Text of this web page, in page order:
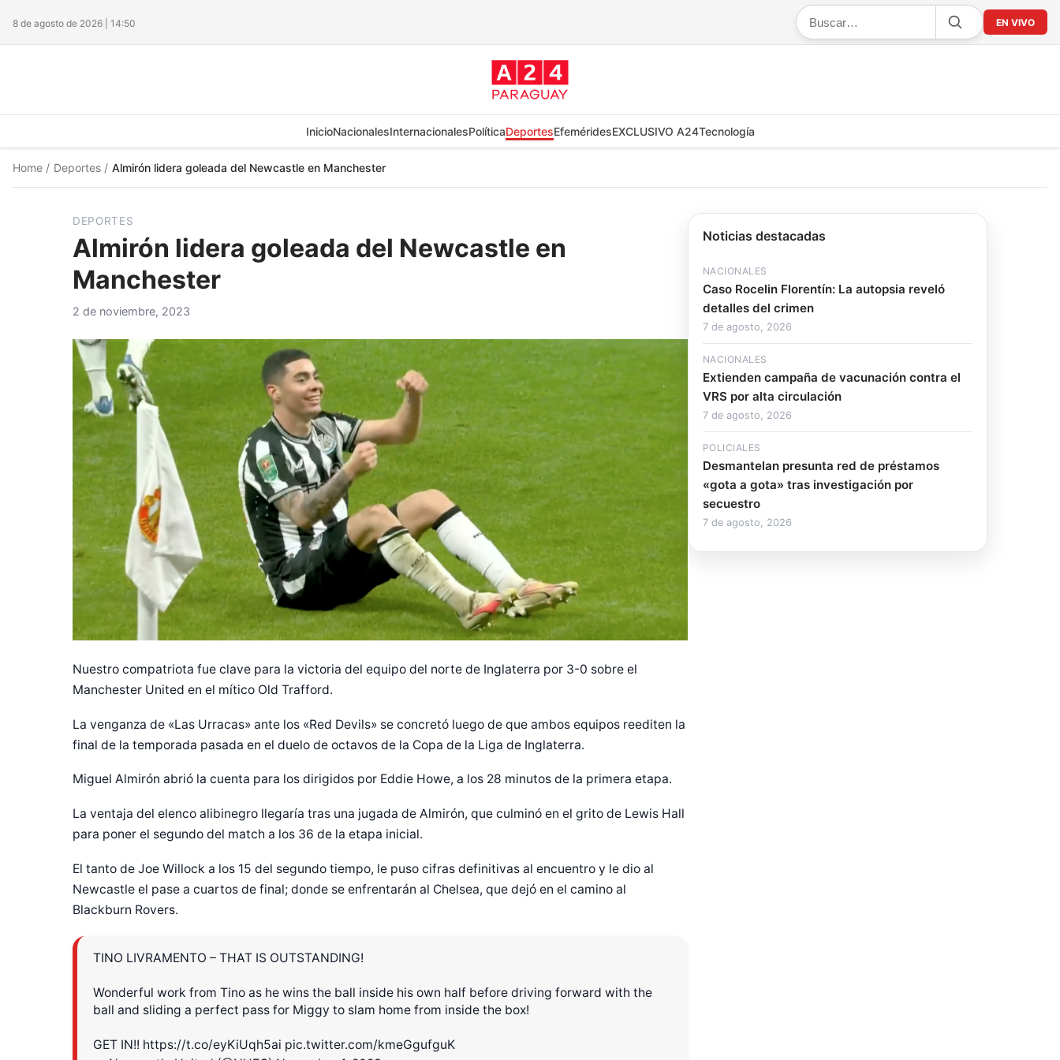
8 de agosto de 2026 | 14:50 EN VIVO
InicioNacionalesInternacionalesPolíticaDeportesEfeméridesEXCLUSIVO A24Tecnología
Home / Deportes / Almirón lidera goleada del Newcastle en Manchester
DEPORTES
Almirón lidera goleada del Newcastle en
Manchester
2 de noviembre, 2023
Nuestro compatriota fue clave para la victoria del equipo del norte de Inglaterra por 3-0 sobre el
Manchester United en el mítico Old Trafford.
La venganza de «Las Urracas» ante los «Red Devils» se concretó luego de que ambos equipos reediten la
final de la temporada pasada en el duelo de octavos de la Copa de la Liga de Inglaterra.
Miguel Almirón abrió la cuenta para los dirigidos por Eddie Howe, a los 28 minutos de la primera etapa.
La ventaja del elenco alibinegro llegaría tras una jugada de Almirón, que culminó en el grito de Lewis Hall
para poner el segundo del match a los 36 de la etapa inicial.
El tanto de Joe Willock a los 15 del segundo tiempo, le puso cifras definitivas al encuentro y le dio al
Newcastle el pase a cuartos de final; donde se enfrentarán al Chelsea, que dejó en el camino al
Blackburn Rovers.
TINO LIVRAMENTO – THAT IS OUTSTANDING!
Wonderful work from Tino as he wins the ball inside his own half before driving forward with the
ball and sliding a perfect pass for Miggy to slam home from inside the box!
GET IN!! https://t.co/eyKiUqh5ai pic.twitter.com/kmeGgufguK
Diseñado por Shiro Company
Noticias destacadas
NACIONALES
Caso Rocelin Florentín: La autopsia reveló
detalles del crimen
7 de agosto, 2026
NACIONALES
Extienden campaña de vacunación contra el
VRS por alta circulación
7 de agosto, 2026
POLICIALES
Desmantelan presunta red de préstamos
«gota a gota» tras investigación por
secuestro
7 de agosto, 2026